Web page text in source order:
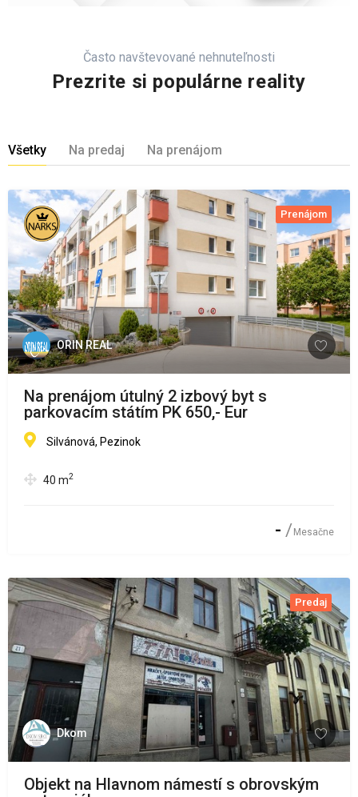
Často navštevované nehnuteľnosti
Prezrite si populárne reality
Všetky Na predaj Na prenájom
Prenájom
ORIN REAL
Na prenájom útulný 2 izbový byt s
parkovacím státím PK 650,- Eur
Silvánová, Pezinok
40 m2
- Mesačne
Predaj
Dkom
Objekt na Hlavnom námestí s obrovským